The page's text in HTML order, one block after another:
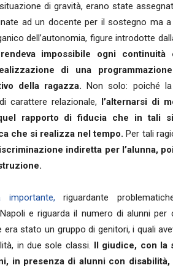
di gravità, erano state
ad un docente per il sostegno ma
dell’autonomia, figure introdotte
impossibile ogni continuità
di una
della ragazza. Non solo: poiché
carattere relazionale,
l’alternarsi di
rapporto di fiducia che in tali
che si realizza nel tempo. Per tali
indiretta per l’alunna,
importante, riguardante
e riguarda il numero di alunni
era stato un gruppo di genitori, i quali
in due sole classi.
Il giudice, con
in presenza di alunni con